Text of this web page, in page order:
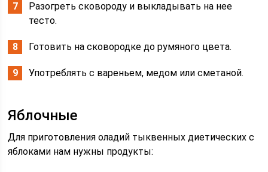
Разогреть сковороду и выкладывать на нее
тесто.
Готовить на сковородке до румяного цвета.
Употреблять с вареньем, медом или сметаной.
Яблочные
Для приготовления оладий тыквенных диетических с
яблоками нам нужны продукты: